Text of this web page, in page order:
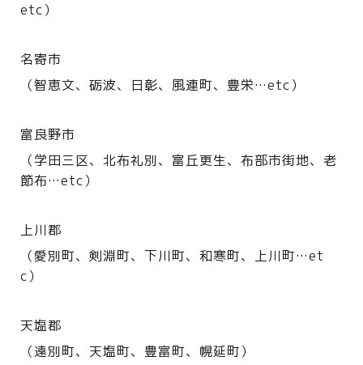
etc）
名寄市
（智恵文、砺波、日彰、風連町、豊栄…etc）
富良野市
（学田三区、北布礼別、富丘更生、布部市街地、老
節布…etc）
上川郡
（愛別町、剣淵町、下川町、和寒町、上川町…et
c）
天塩郡
（遠別町、天塩町、豊富町、幌延町）